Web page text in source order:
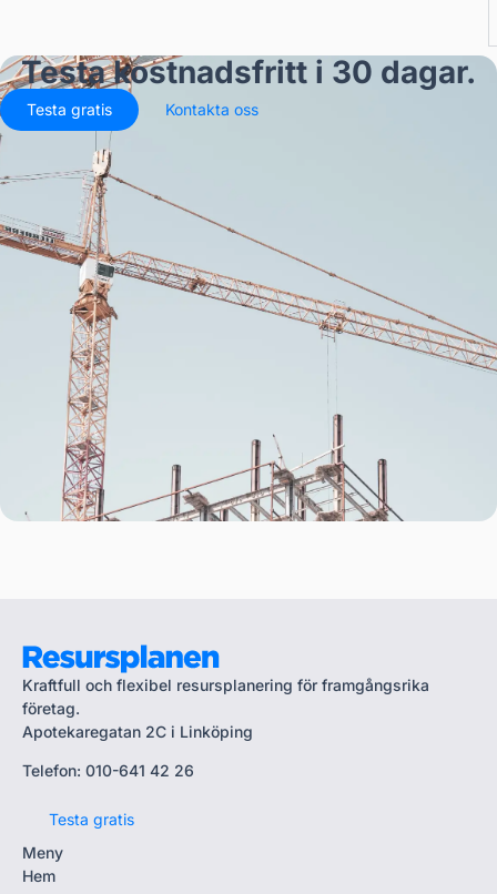
Testa kostnadsfritt i 30 dagar.
Testa gratis Kontakta oss
Kraftfull och flexibel resursplanering för framgångsrika
företag.
Apotekaregatan 2C i Linköping
Telefon: 010-641 42 26
Testa gratis
Meny
Hem